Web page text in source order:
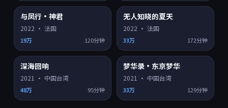
8.3
与凤行·神君
2022 · 法国
19万 120分钟
8.6
无人知晓的夏天
2022 · 法国
33万 172分钟
8.1
深海回响
2021 · 中国台湾
48万 95分钟
7.3
梦华录·东京梦华
2021 · 中国台湾
33万 129分钟